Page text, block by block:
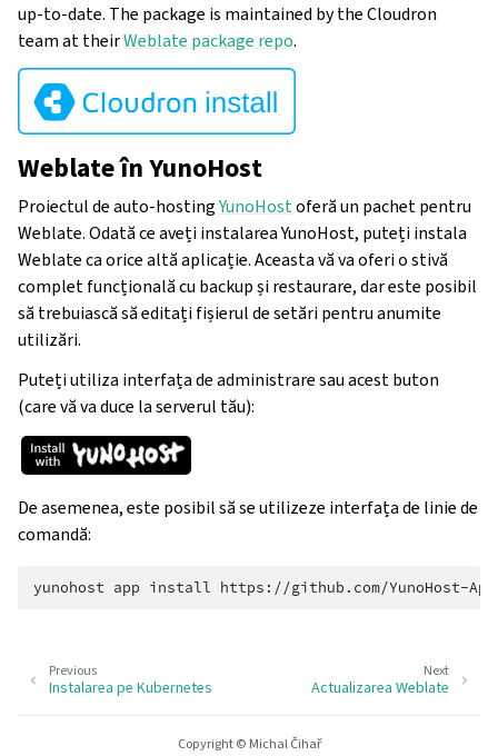
up-to-date. The package is maintained by the Cloudron
team at theirWeblate package repo.
Weblate în YunoHost
Proiectul de auto-hostingYunoHostoferă un pachet pentru
Weblate. Odată ce aveți instalarea YunoHost, puteți instala
Weblate ca orice altă aplicație. Aceasta vă va oferi o stivă
complet funcțională cu backup și restaurare, dar este posibil
să trebuiască să editați fișierul de setări pentru anumite
utilizări.
Puteți utiliza interfața de administrare sau acest buton
(care vă va duce la serverul tău):
De asemenea, este posibil să se utilizeze interfața de linie de
comandă:
yunohost app install
Next
Actualizarea Weblate
Previous
Instalarea pe Kubernetes
Copyright © Michal Čihař